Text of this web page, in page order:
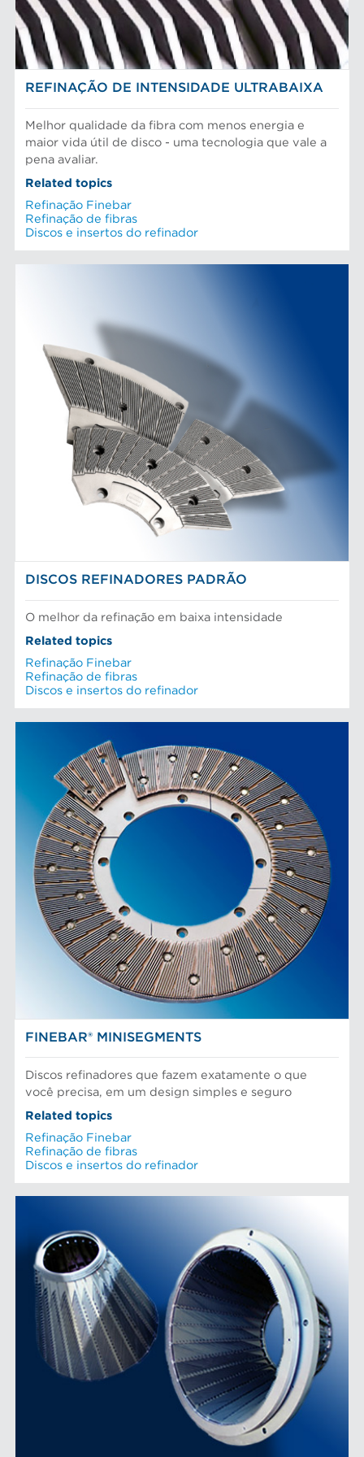
Pasta Mecanica
Refinação de fibras
Testes e laboratório
SOLUÇÕES EM REFINAÇÃO
REFINAÇÃO DE INTENSIDADE ULTRABAIXA
Melhor qualidade da fibra com menos energia e
maior vida útil de disco - uma tecnologia que vale a
pena avaliar.
Related topics
Refinação Finebar
Refinação de fibras
Discos e insertos do refinador
DISCOS REFINADORES PADRÃO
O melhor da refinação em baixa intensidade
Related topics
Refinação Finebar
Refinação de fibras
Discos e insertos do refinador
FINEBAR® MINISEGMENTS
Discos refinadores que fazem exatamente o que
você precisa, em um design simples e seguro
Related topics
Refinação Finebar
Refinação de fibras
Discos e insertos do refinador